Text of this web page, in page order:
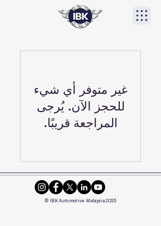
غير متوفر أي شيء
للحجز الآن. يُرجى
المراجعة قريبًا.
© IBK Automotive Malaysia 2025